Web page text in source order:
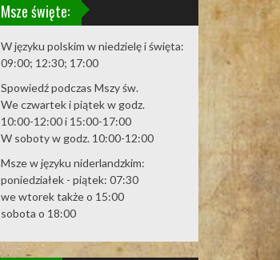
Msze święte:
W języku polskim w niedzielę i święta:
09:00; 12:30; 17:00
Spowiedź podczas Mszy św.
We czwartek i piątek w godz.
10:00-12:00 i 15:00-17:00
W soboty w godz. 10:00-12:00
Msze w języku niderlandzkim:
poniedziałek - piątek: 07:30
we wtorek także o 15:00
sobota o 18:00